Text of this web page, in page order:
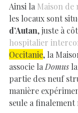
Ainsi la Maison de
les locaux sont
d’Autan, juste à
hospitalier
Occitanie, la
associe la Domus
partie des neuf
manière
seule a